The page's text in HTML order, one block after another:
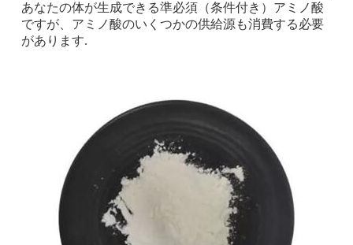
あなたの体が生成できる準必須（条件付き）アミノ酸
ですが、アミノ酸のいくつかの供給源も消費する必要
があります.